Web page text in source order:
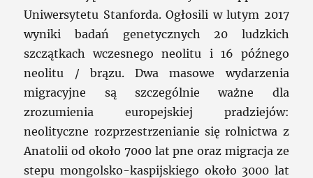
Uniwersytetu Stanforda. Ogłosili w lutym 2017
wyniki badań genetycznych 20 ludzkich
szczątkach wczesnego neolitu i 16 późnego
neolitu / brązu. Dwa masowe wydarzenia
migracyjne są szczególnie ważne dla
zrozumienia europejskiej pradziejów:
neolityczne rozprzestrzenianie się rolnictwa z
Anatolii od około 7000 lat pne oraz migracja ze
stepu mongolsko-kaspijskiego około 3000 lat